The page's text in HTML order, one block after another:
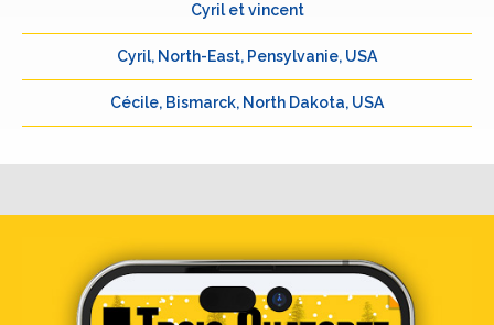
Cyril et vincent
Cyril, North-East, Pensylvanie, USA
Cécile, Bismarck, North Dakota, USA